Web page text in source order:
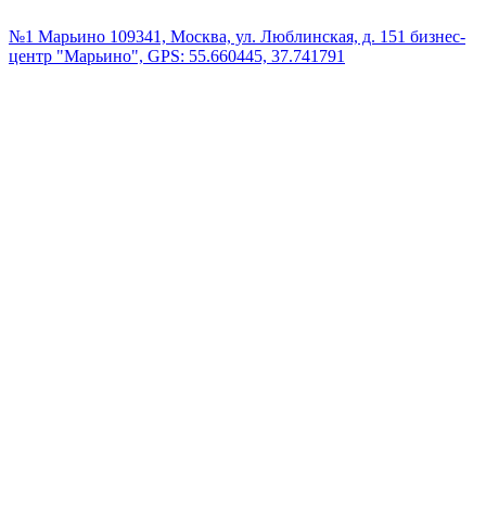
№1 Марьино 109341, Москва, ул. Люблинская, д. 151 бизнес-
центр "Марьино", GPS: 55.660445, 37.741791